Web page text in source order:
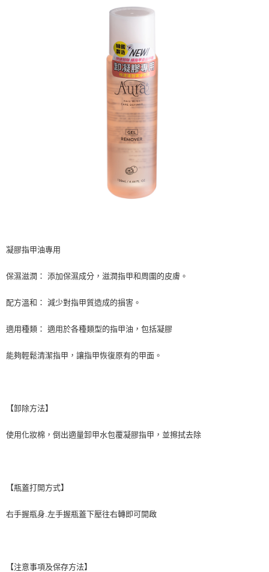
凝膠指甲油專用
保濕滋潤： 添加保濕成分，滋潤指甲和周圍的皮膚。
配方溫和： 減少對指甲質造成的損害。
適用種類： 適用於各種類型的指甲油，包括凝膠
能夠輕鬆清潔指甲，讓指甲恢復原有的甲面。
【卸除方法】
使用化妝棉，倒出適量卸甲水包覆凝膠指甲，並擦拭去除
【瓶蓋打開方式】
右手握瓶身.左手握瓶蓋下壓往右轉即可開啟
【注意事項及保存方法】